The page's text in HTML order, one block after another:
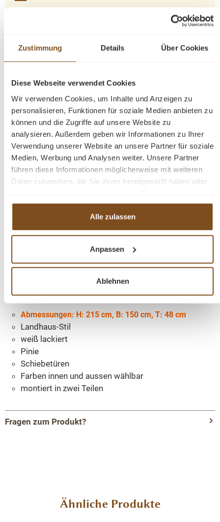
Zustimmung Details Über Cookies
Diese Webseite verwendet Cookies
Wir verwenden Cookies, um Inhalte und Anzeigen zu
personalisieren, Funktionen für soziale Medien anbieten zu
können und die Zugriffe auf unsere Website zu
analysieren. Außerdem geben wir Informationen zu Ihrer
Verwendung unserer Website an unsere Partner für soziale
Medien, Werbung und Analysen weiter. Unsere Partner
führen diese Informationen möglicherweise mit weiteren
Daten zusammen, die Sie ihnen bereitgestellt haben oder
haben.
Alle zulassen
Anpassen
Ablehnen
Produktinformationen "Glasvitrine 150 cm
Erfreuen Sie sich an der klassischen Eleganz
dieser Vitrine, welche nicht nur über zwei
geschlossene Schiebetüren und drei Schubladen
verfügt, sondern auch hinter den zwei Glas
Schiebetüren im oberen Teil Platz für Dekoration
bietet. Diese Vitrine im Landhausstil ist ein
hochwertiges, zeitloses Möbelstück, welches
hinterlässt und eine gute Figur macht. Entdecken
Sie die ideale Verbindung von Organisation und
elegante Weise Funktionalität und Ästhetik.
Der Artikel wird in zwei Kartons geliefert. Der ober
und untere Teil muss nur noch auf einander
Abmessungen: H: 215 cm, B: 150 cm, T: 48 cm
Landhaus-Stil
weiß lackiert
Pinie
Schiebetüren
Farben innen und aussen wählbar
montiert in zwei Teilen
Fragen zum Produkt?
Produktgalerie überspringen
Ähnliche Produkte